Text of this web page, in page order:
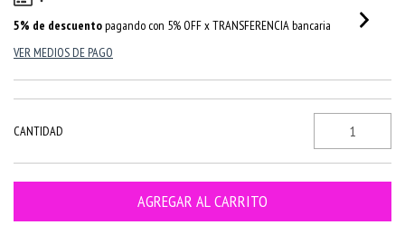
5% de descuentopagando con 5% OFF x TRANSFERENCIA bancaria
VER MEDIOS DE PAGO
CANTIDAD